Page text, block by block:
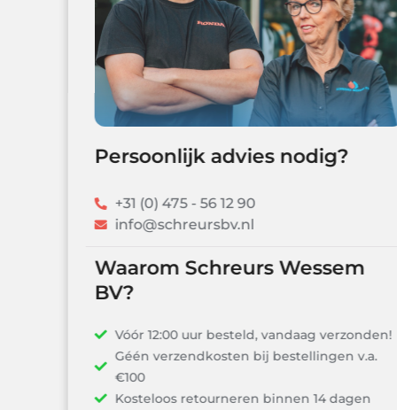
Persoonlijk advies nodig?
+31 (0) 475 - 56 12 90
info@schreursbv.nl
Waarom Schreurs Wessem
BV?
Vóór 12:00 uur besteld, vandaag verzonden!
Géén verzendkosten bij bestellingen v.a.
Kosteloos retourneren binnen 14 dagen